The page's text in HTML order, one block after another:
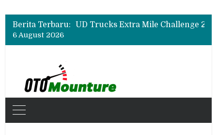
Berita Terbaru:
6 August 2026